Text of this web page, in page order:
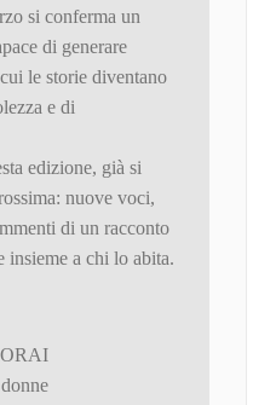
si conferma un
di generare
le storie diventano
e di
edizione, già si
nuove voci,
di un racconto
insieme a chi lo abita.